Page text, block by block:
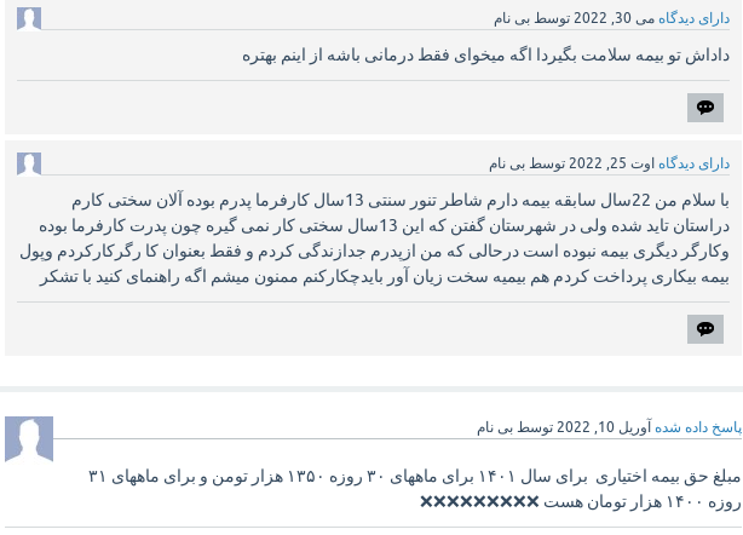
دارای دیدگاه می 30, 2022 توسطبی نام
داداش تو بیمه سلامت بگیردا اگه میخوای فقط درمانی باشه از اینم بهتره
دارای دیدگاه اوت 25, 2022 توسطبی نام
با سلام من 22سال سابقه بیمه دارم شاطر تنور سنتی 13سال کارفرما پدرم بوده آلان سختی کارم
دراستان تاید شده ولی در شهرستان گفتن که این 13سال سختی کار نمی گیره چون پدرت کارفرما بوده
وکارگر دیگری بیمه نبوده است درحالی که من ازپدرم جدازندگی کردم و فقط بعنوان کا رگرکارکردم وپول
بیمه بیکاری پرداخت کردم هم بیمیه سخت زیان آور بایدچکارکنم ممنون میشم اگه راهنمای کنید با تشکر
پاسخ داده شده آوریل 10, 2022 توسطبی نام
مبلغ حق بیمه اختیاری برای سال ۱۴۰۱ برای ماههای ۳۰ روزه ۱۳۵۰ هزار تومن و برای ماههای ۳۱
روزه ۱۴۰۰ هزار تومان هست ❌❌❌❌❌❌❌❌❌